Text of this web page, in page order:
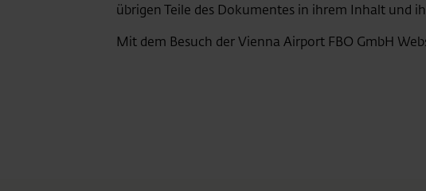
übrigen Teile des Dokumentes in ihrem Inhalt und
Mit dem Besuch der Vienna Airport FBO GmbH